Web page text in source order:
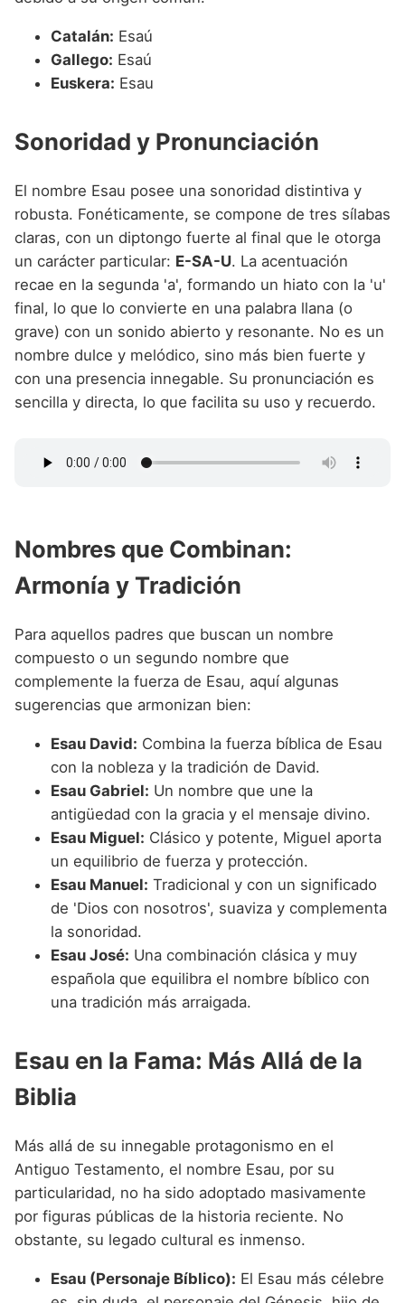
Catalán: Esaú
Gallego: Esaú
Euskera: Esau
Sonoridad y Pronunciación
El nombre Esau posee una sonoridad distintiva y
robusta. Fonéticamente, se compone de tres sílabas
claras, con un diptongo fuerte al final que le otorga
un carácter particular: E-SA-U. La acentuación
recae en la segunda 'a', formando un hiato con la 'u'
final, lo que lo convierte en una palabra llana (o
grave) con un sonido abierto y resonante. No es un
nombre dulce y melódico, sino más bien fuerte y
con una presencia innegable. Su pronunciación es
sencilla y directa, lo que facilita su uso y recuerdo.
Nombres que Combinan:
Armonía y Tradición
Para aquellos padres que buscan un nombre
compuesto o un segundo nombre que
complemente la fuerza de Esau, aquí algunas
sugerencias que armonizan bien:
Esau David: Combina la fuerza bíblica de Esau
con la nobleza y la tradición de David.
Esau Gabriel: Un nombre que une la
antigüedad con la gracia y el mensaje divino.
Esau Miguel: Clásico y potente, Miguel aporta
un equilibrio de fuerza y protección.
Esau Manuel: Tradicional y con un significado
de 'Dios con nosotros', suaviza y complementa
la sonoridad.
Esau José: Una combinación clásica y muy
española que equilibra el nombre bíblico con
una tradición más arraigada.
Esau en la Fama: Más Allá de la
Biblia
Más allá de su innegable protagonismo en el
Antiguo Testamento, el nombre Esau, por su
particularidad, no ha sido adoptado masivamente
por figuras públicas de la historia reciente. No
obstante, su legado cultural es inmenso.
Esau (Personaje Bíblico): El Esau más célebre